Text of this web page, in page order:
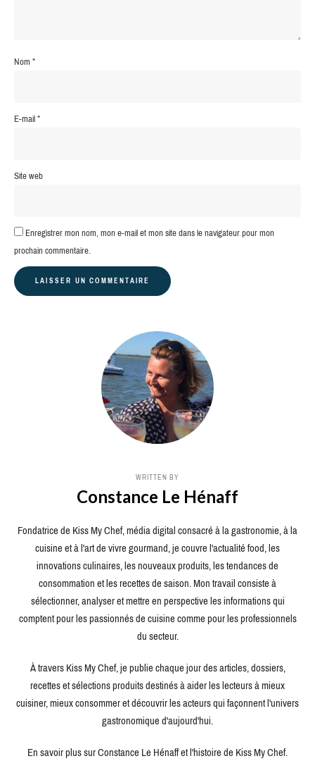
Nom*
E-mail*
Site web
Enregistrer mon nom, mon e-mail et mon site dans le navigateur pour mon
prochain commentaire.
WRITTEN BY
Constance Le Hénaff
Fondatrice de Kiss My Chef, média digital consacré à la gastronomie, à la
cuisine et à l'art de vivre gourmand, je couvre l'actualité food, les
innovations culinaires, les nouveaux produits, les tendances de
consommation et les recettes de saison. Mon travail consiste à
sélectionner, analyser et mettre en perspective les informations qui
comptent pour les passionnés de cuisine comme pour les professionnels
du secteur.
À travers Kiss My Chef, je publie chaque jour des articles, dossiers,
recettes et sélections produits destinés à aider les lecteurs à mieux
cuisiner, mieux consommer et découvrir les acteurs qui façonnent l'univers
gastronomique d'aujourd'hui.
En savoir plus sur Constance Le Hénaff et l'histoire de Kiss My Chef.